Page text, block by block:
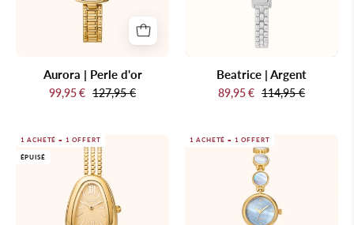
bleue.
Aurora | Perle d'or
99,95 € 127,95 €
blanc
sur
fond
beige
clair
Beatrice | Argent
89,95 € 114,95 €
Serena
|
Or
1 ACHETÉ = 1 OFFERT
ÉPUISÉ
Corail
|
Moon
Gold
1 ACHETÉ = 1 OFFERT